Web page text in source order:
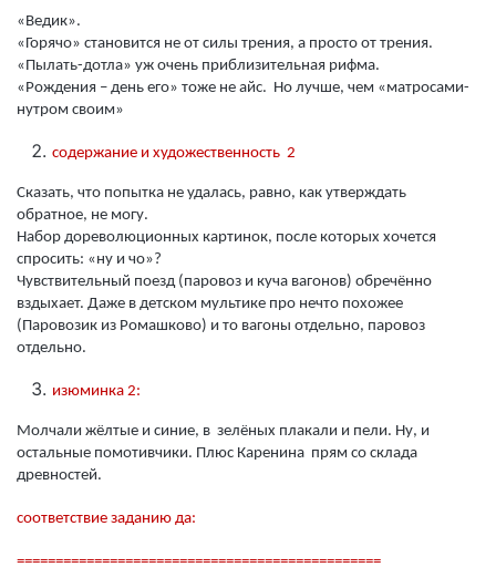
«Ведик».
«Горячо» становится не от силы трения, а просто от трения.
«Пылать-дотла» уж очень приблизительная рифма.
«Рождения – день его» тоже не айс. Но лучше, чем «матросами-
нутром своим»
содержание и художественность 2
Сказать, что попытка не удалась, равно, как утверждать
обратное, не могу.
Набор дореволюционных картинок, после которых хочется
спросить: «ну и чо»?
Чувствительный поезд (паровоз и куча вагонов) обречённо
вздыхает. Даже в детском мультике про нечто похожее
(Паровозик из Ромашково) и то вагоны отдельно, паровоз
отдельно.
изюминка 2:
Молчали жёлтые и синие, в зелёных плакали и пели. Ну, и
остальные помотивчики. Плюс Каренина прям со склада
древностей.
соответствие заданию да:
===============================================